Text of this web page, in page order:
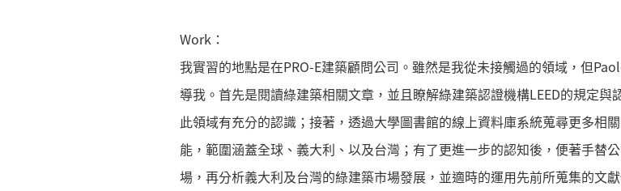
Work：
我實習的地點是在PRO-E建築顧問公司。雖然是我從未接觸過的領域，但
導我。首先是閱讀綠建築相關文章，並且瞭解綠建築認證機構LEED的規定
此領域有充分的認識；接著，透過大學圖書館的線上資料庫系統蒐尋更多相
能，範圍涵蓋全球、義大利、以及台灣；有了更進一步的認知後，便著手替
場，再分析義大利及台灣的綠建築市場發展，並適時的運用先前所蒐集的文